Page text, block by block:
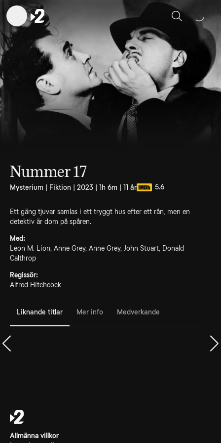
Sök
Nummer 17
Mysterium | Fiktion | 2023 | 1h 6m | 11 år 5.6
Ett gäng tjuvar samlas i ett tryggt hus efter ett rån, men en
detektiv är dom på spåren.
Med:
Leon M. Lion, Anne Grey, Anne Grey, John Stuart, Donald
Calthrop
Regissör:
Alfred Hitchcock
Liknande titlar Mer info Medverkande
Allmänna villkor